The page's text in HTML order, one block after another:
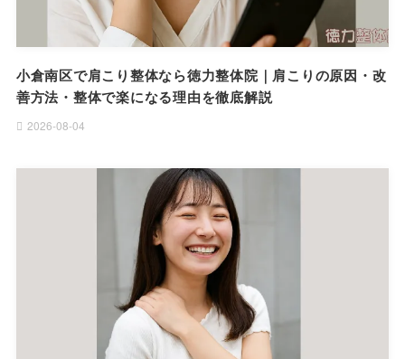
小倉南区で肩こり整体なら徳力整体院｜肩こりの原因・改
善方法・整体で楽になる理由を徹底解説
2026-08-04